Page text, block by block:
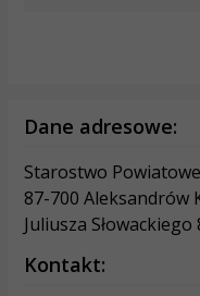
Dane adresowe:
Starostwo
87-700 Aleksandrów
Juliusza Słowackiego
Kontakt: